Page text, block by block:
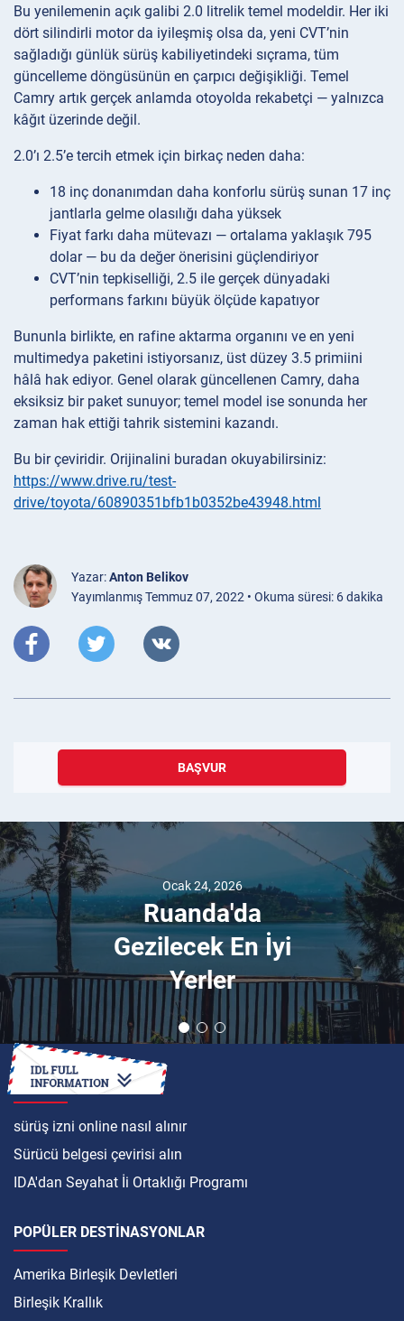
Bu yenilemenin açık galibi 2.0 litrelik temel modeldir. Her iki
dört silindirli motor da iyileşmiş olsa da, yeni CVT’nin
sağladığı günlük sürüş kabiliyetindeki sıçrama, tüm
güncelleme döngüsünün en çarpıcı değişikliği. Temel
Camry artık gerçek anlamda otoyolda rekabetçi — yalnızca
kâğıt üzerinde değil.
2.0’ı 2.5’e tercih etmek için birkaç neden daha:
18 inç donanımdan daha konforlu sürüş sunan 17 inç
jantlarla gelme olasılığı daha yüksek
Fiyat farkı daha mütevazı — ortalama yaklaşık 795
dolar — bu da değer önerisini güçlendiriyor
CVT’nin tepkiselliği, 2.5 ile gerçek dünyadaki
performans farkını büyük ölçüde kapatıyor
Bununla birlikte, en rafine aktarma organını ve en yeni
multimedya paketini istiyorsanız, üst düzey 3.5 primiini
hâlâ hak ediyor. Genel olarak güncellenen Camry, daha
eksiksiz bir paket sunuyor; temel model ise sonunda her
zaman hak ettiği tahrik sistemini kazandı.
Bu bir çeviridir. Orijinalini buradan okuyabilirsiniz:
https://www.drive.ru/test-
drive/toyota/60890351bfb1b0352be43948.html
Yazar:Anton Belikov
Yayımlanmış Temmuz 07, 2022 • Okuma süresi: 6 dakika
BAŞVUR
Ocak 24, 2026
Ruanda'da
Gezilecek En İyi
Yerler
ULUSLARARASI
sürüş izni online nasıl alınır
Sürücü belgesi çevirisi alın
IDA'dan Seyahat İi Ortaklığı Programı
POPÜLER DESTINASYONLAR
Amerika Birleşik Devletleri
Birleşik Krallık